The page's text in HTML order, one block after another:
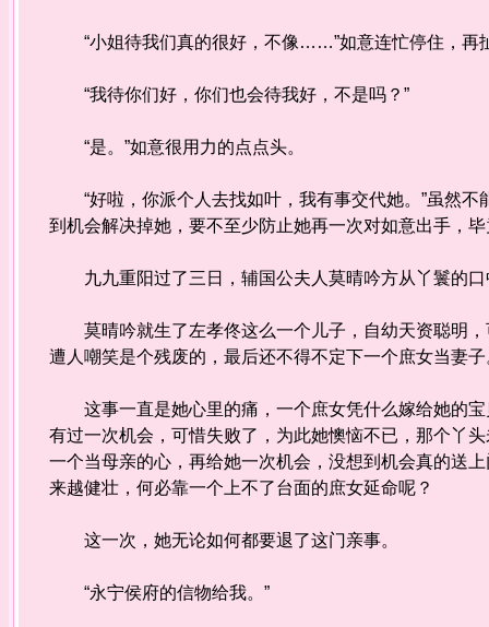
“小姐待我们真的很好，不像……”如意连忙停住，再
“我待你们好，你们也会待我好，不是吗？”
“是。”如意很用力的点点头。
“好啦，你派个人去找如叶，我有事交代她。”虽然不
到机会解决掉她，要不至少防止她再一次对如意出手，
九九重阳过了三日，辅国公夫人莫晴吟方从丫鬟的口
莫晴吟就生了左孝佟这么一个儿子，自幼天资聪明，
遭人嘲笑是个残废的，最后还不得不定下一个庶女当妻
这事一直是她心里的痛，一个庶女凭什么嫁给她的宝
有过一次机会，可惜失败了，为此她懊恼不已，那个丫
一个当母亲的心，再给她一次机会，没想到机会真的送
来越健壮，何必靠一个上不了台面的庶女延命呢？
这一次，她无论如何都要退了这门亲事。
“永宁侯府的信物给我。”